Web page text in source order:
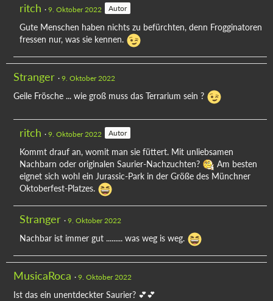
ritch 9. Oktober 2022 Autor
Gute Menschen haben nichts zu befürchten, denn Frogginatoren
fressen nur, was sie kennen.
Stranger 9. Oktober 2022
Geile Frösche ... wie groß muss das Terrarium sein ?
ritch 9. Oktober 2022 Autor
Kommt drauf an, womit man sie füttert. Mit unliebsamen
Nachbarn oder originalen Saurier-Nachzuchten?
Am besten
eignet sich wohl ein Jurassic-Park in der Größe des Münchner
Oktoberfest-Platzes.
Stranger 9. Oktober 2022
Nachbar ist immer gut ......... was weg is weg.
MusicaRoca 9. Oktober 2022
Ist das ein unentdeckter Saurier? 💕💕